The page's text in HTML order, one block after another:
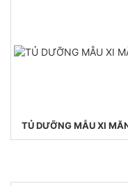
TỦ DƯỠNG MẪU XI